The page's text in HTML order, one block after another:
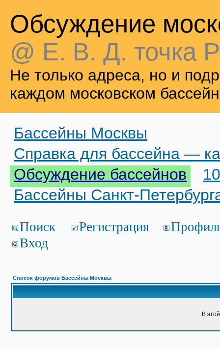
Обсуждение
@ Е. В. Д. точка
Не только адреса, но и
каждом московском
Бассейны Москвы
Справка для бассейна —
Обсуждение бассейнов
Бассейны Санкт-
Поиск Регистрация
Вход
Список форумов Бассейны Москвы
В